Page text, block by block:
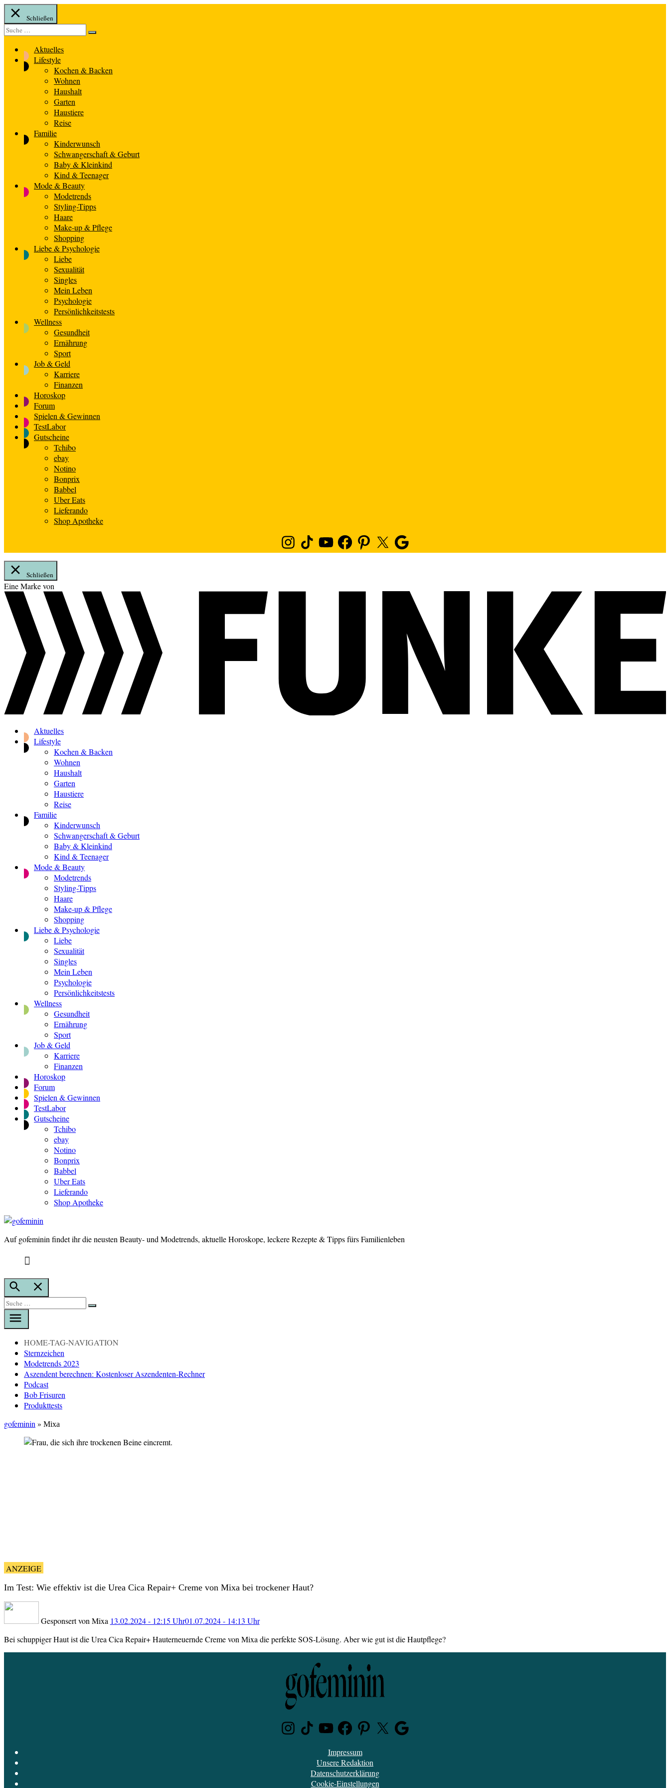
Schließen
Suche
nach:
Suche
Aktuelles
Lifestyle
Kochen & Backen
Wohnen
Haushalt
Garten
Haustiere
Reise
Familie
Kinderwunsch
Schwangerschaft & Geburt
Baby & Kleinkind
Kind & Teenager
Mode & Beauty
Modetrends
Styling-Tipps
Haare
Make-up & Pflege
Shopping
Liebe & Psychologie
Liebe
Sexualität
Singles
Mein Leben
Psychologie
Persönlichkeitstests
Wellness
Gesundheit
Ernährung
Sport
Job & Geld
Karriere
Finanzen
Horoskop
Forum
Spielen & Gewinnen
TestLabor
Gutscheine
Tchibo
ebay
Notino
Bonprix
Babbel
Uber Eats
Lieferando
Shop Apotheke
InstagramTikTokYoutubeFacebookPinterestTwitterGoogle
News
Schließen
Zum
Inhalt
springen
Eine Marke von
Aktuelles
Lifestyle
Kochen & Backen
Wohnen
Haushalt
Garten
Haustiere
Reise
Familie
Kinderwunsch
Schwangerschaft & Geburt
Baby & Kleinkind
Kind & Teenager
Mode & Beauty
Modetrends
Styling-Tipps
Haare
Make-up & Pflege
Shopping
Liebe & Psychologie
Liebe
Sexualität
Singles
Mein Leben
Psychologie
Persönlichkeitstests
Wellness
Gesundheit
Ernährung
Sport
Job & Geld
Karriere
Finanzen
Horoskop
Forum
Spielen & Gewinnen
TestLabor
Gutscheine
Tchibo
ebay
Notino
Bonprix
Babbel
Uber Eats
Lieferando
Shop Apotheke
gofeminin
Auf gofeminin findet ihr die neusten Beauty- und Modetrends, aktuelle Horoskope, leckere Rezepte & Tipps fürs Familienleben
Suche
öffnen
Suche
nach:
Suche
HOME-TAG-NAVIGATION
Sternzeichen
Modetrends 2023
Aszendent berechnen: Kostenloser Aszendenten-Rechner
Podcast
Bob Frisuren
Produkttests
gofeminin » Mixa
ANZEIGE
Im Test: Wie effektiv ist die Urea Cica Repair+ Creme von Mixa bei trockener Haut?
Gesponsert von Mixa 13.02.2024 - 12:15 Uhr01.07.2024 - 14:13 Uhr
Bei schuppiger Haut ist die Urea Cica Repair+ Hauterneuernde Creme von Mixa die perfekte SOS-Lösung. Aber wie gut ist die Hautpflege?
InstagramTikTokYoutubeFacebookPinterestTwitterGoogle
News
Impressum
Unsere Redaktion
Datenschutzerklärung
Cookie-Einstellungen